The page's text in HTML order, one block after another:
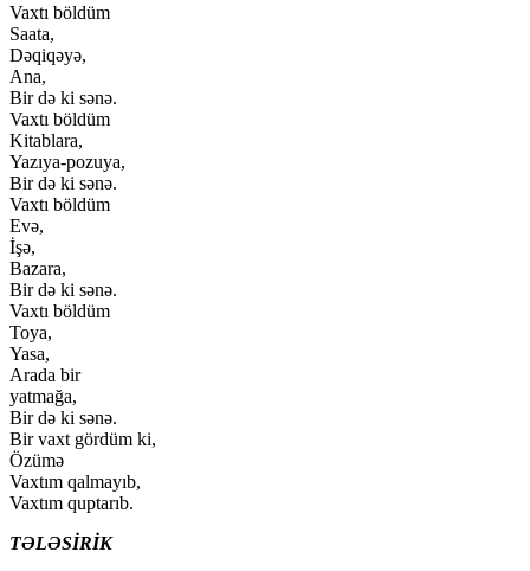
Vaxtı böldüm
Saata,
Dəqiqəyə,
Ana,
Bir də ki sənə.
Vaxtı böldüm
Kitablara,
Yazıya-pozuya,
Bir də ki sənə.
Vaxtı böldüm
Evə,
İşə,
Bazara,
Bir də ki sənə.
Vaxtı böldüm
Toya,
Yasa,
Arada bir
yatmağa,
Bir də ki sənə.
Bir vaxt gördüm ki,
Özümə
Vaxtım qalmayıb,
Vaxtım quрtarıb.
TƏLƏSİRİK